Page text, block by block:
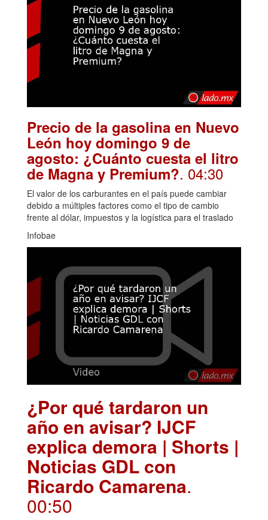
Precio de la gasolina en Nuevo
León hoy domingo 9 de
agosto: ¿Cuánto cuesta el litro
de Magna y Premium?. 04:30
El valor de los carburantes en el país puede cambiar
debido a múltiples factores como el tipo de cambio
frente al dólar, impuestos y la logística para el traslado
Infobae
¿Por qué tardaron un
año en avisar? IJCF
explica demora | Shorts |
Noticias GDL con
Ricardo Camarena.
00:50